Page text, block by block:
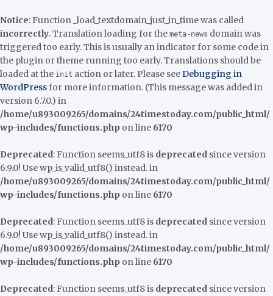
Notice: Function _load_textdomain_just_in_time was called
incorrectly. Translation loading for the meta-news domain was
triggered too early. This is usually an indicator for some code in
the plugin or theme running too early. Translations should be
loaded at the init action or later. Please seeDebugging in
WordPressfor more information. (This message was added in
version 6.7.0.) in
/home/u893009265/domains/24timestoday.com/public_html/
wp-includes/functions.php on line 6170
Deprecated: Function seems_utf8 is deprecated since version
6.9.0! Use wp_is_valid_utf8() instead. in
/home/u893009265/domains/24timestoday.com/public_html/
wp-includes/functions.php on line 6170
Deprecated: Function seems_utf8 is deprecated since version
6.9.0! Use wp_is_valid_utf8() instead. in
/home/u893009265/domains/24timestoday.com/public_html/
wp-includes/functions.php on line 6170
Deprecated: Function seems_utf8 is deprecated since version